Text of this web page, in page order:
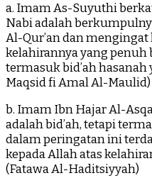
a. Imam As-Suyuthi
Nabi adalah
Al-Qur’an dan
kelahirannya yang penuh
termasuk bid’ah hasanah
Maqsid fi Amal Al-Maulid)
b. Imam Ibn Hajar Al-
adalah bid’ah, tetapi
dalam peringatan ini
kepada Allah atas
(Fatawa Al-Haditsiyyah)